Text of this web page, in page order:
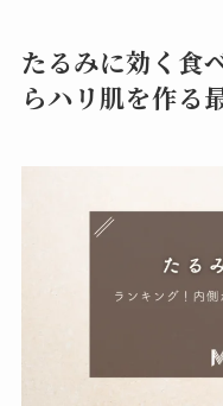
たるみに効く食
らハリ肌を作る